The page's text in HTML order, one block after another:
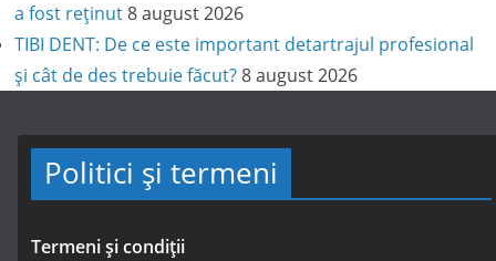
a fost reținut 8 august 2026
TIBI DENT: De ce este important detartrajul profesional
și cât de des trebuie făcut? 8 august 2026
Politici și termeni
Termeni și condiții